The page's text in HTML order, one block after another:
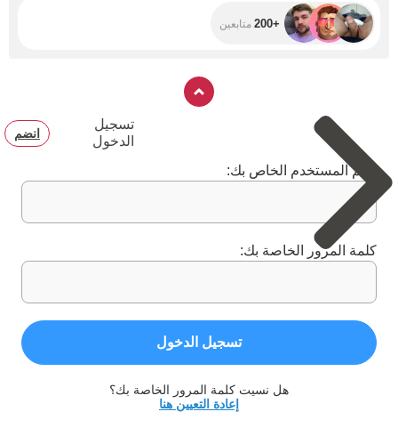
+200 متابعين
تسجيل
الدخول
انضم
اسم المستخدم الخاص بك:
كلمة المرور الخاصة بك:
تسجيل الدخول
هل نسيت كلمة المرور الخاصة بك؟
إعادة التعيين هنا